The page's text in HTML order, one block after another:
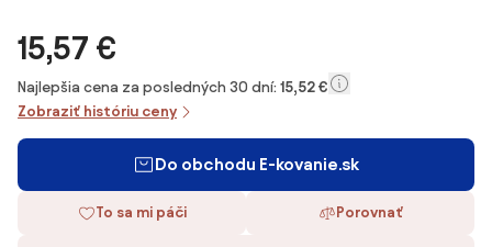
15,57 €
Najlepšia cena za posledných 30 dní: 15,52 €
Zobraziť históriu ceny
Do obchodu E-kovanie.sk
To sa mi páči Porovnať